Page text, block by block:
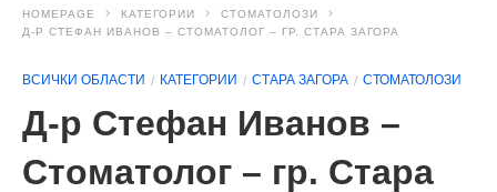
HOMEPAGE КАТЕГОРИИ
СТОМАТОЛОЗИ
Д-Р СТЕФАН ИВАНОВ – СТОМАТОЛОГ – ГР. СТАРА ЗАГОРА
ВСИЧКИ ОБЛАСТИ КАТЕГОРИИ СТАРА ЗАГОРА СТОМАТОЛОЗИ
Д-р Стефан Иванов –
Стоматолог – гр. Стара